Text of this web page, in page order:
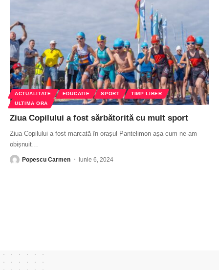
ACTUALITATE EDUCATIE SPORT
TIMP LIBER
ULTIMA ORA
Ziua Copilului a fost sărbătorită cu mult sport
Ziua Copilului a fost marcată în orașul Pantelimon așa cum ne-am
obișnuit
Popescu Carmen iunie 6, 2024